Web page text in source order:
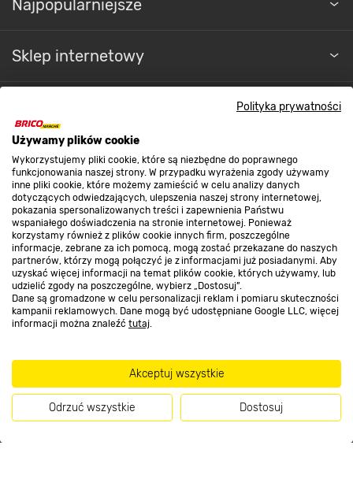
Polityka prywatności
Używamy plików cookie
Wykorzystujemy pliki cookie, które są niezbędne do poprawnego
funkcjonowania naszej strony. W przypadku wyrażenia zgody używamy
inne pliki cookie, które możemy zamieścić w celu analizy danych
dotyczących odwiedzających, ulepszenia naszej strony internetowej,
pokazania spersonalizowanych treści i zapewnienia Państwu
wspaniałego doświadczenia na stronie internetowej. Ponieważ
korzystamy również z plików cookie innych firm, poszczególne
informacje, zebrane za ich pomocą, mogą zostać przekazane do naszych
partnerów, którzy mogą połączyć je z informacjami już posiadanymi. Aby
uzyskać więcej informacji na temat plików cookie, których używamy, lub
udzielić zgody na poszczególne, wybierz „Dostosuj”.
Dane są gromadzone w celu personalizacji reklam i pomiaru skuteczności
kampanii reklamowych. Dane mogą być udostępniane Google LLC, więcej
informacji można znaleźć tutaj.
Akceptuj wszystkie
Odrzuć wszystkie Dostosuj
Najpopularniejsze
Sklep internetowy
Promocje
Nasze sklepy
O nas
Kontakt do sklepu
Strefa biznesu
Dołącz do nas